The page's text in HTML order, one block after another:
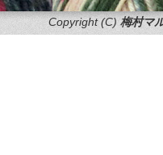
Copyright (C) 梅村マ